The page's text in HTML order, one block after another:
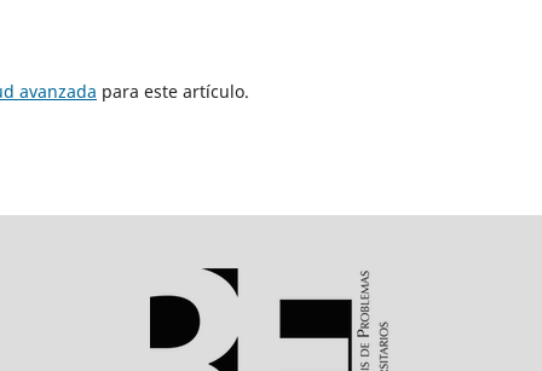
avanzada para este artículo.